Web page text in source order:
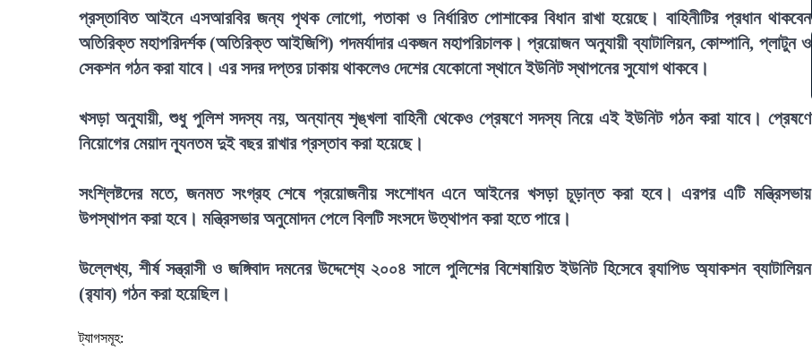
প্রস্তাবিত আইনে এসআরবির জন্য পৃথক লোগো, পতাকা ও নির্ধারিত পোশাকের বিধান রাখা হয়েছে। বাহিনীটির প্রধান থাকবেন
অতিরিক্ত মহাপরিদর্শক (অতিরিক্ত আইজিপি) পদমর্যাদার একজন মহাপরিচালক। প্রয়োজন অনুযায়ী ব্যাটালিয়ন, কোম্পানি, প্লাটুন ও
সেকশন গঠন করা যাবে। এর সদর দপ্তর ঢাকায় থাকলেও দেশের যেকোনো স্থানে ইউনিট স্থাপনের সুযোগ থাকবে।
খসড়া অনুযায়ী, শুধু পুলিশ সদস্য নয়, অন্যান্য শৃঙ্খলা বাহিনী থেকেও প্রেষণে সদস্য নিয়ে এই ইউনিট গঠন করা যাবে। প্রেষণে
নিয়োগের মেয়াদ ন্যূনতম দুই বছর রাখার প্রস্তাব করা হয়েছে।
সংশ্লিষ্টদের মতে, জনমত সংগ্রহ শেষে প্রয়োজনীয় সংশোধন এনে আইনের খসড়া চূড়ান্ত করা হবে। এরপর এটি মন্ত্রিসভায়
উপস্থাপন করা হবে। মন্ত্রিসভার অনুমোদন পেলে বিলটি সংসদে উত্থাপন করা হতে পারে।
উল্লেখ্য, শীর্ষ সন্ত্রাসী ও জঙ্গিবাদ দমনের উদ্দেশ্যে ২০০৪ সালে পুলিশের বিশেষায়িত ইউনিট হিসেবে র‍্যাপিড অ্যাকশন ব্যাটালিয়ন
(র‍্যাব) গঠন করা হয়েছিল।
ট্যাগসমূহ: